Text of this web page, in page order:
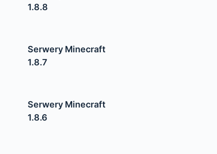
1.8.8
Serwery Minecraft
1.8.7
Serwery Minecraft
1.8.6